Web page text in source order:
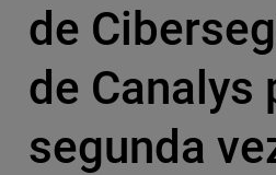
de
de Canalys
segunda